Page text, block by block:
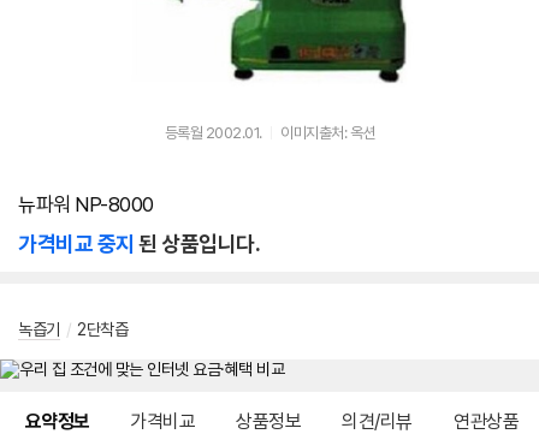
등록월 2002.01. 이미지출처: 옥션
뉴파워 NP-8000
가격비교 중지 된 상품입니다.
녹즙기 / 2단착즙
요약정보 가격비교 상품정보 의견/리뷰 연관상품